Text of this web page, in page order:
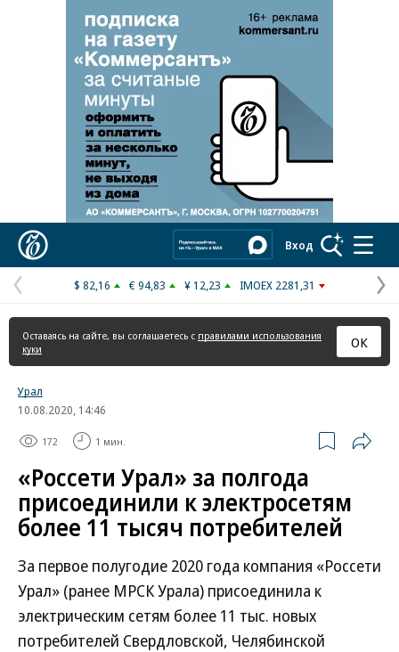
Реклама в «Ъ» www.kommersant.ru/ad
Вход
Предыдущая
страница
$ 82,16 € 94,83 ¥ 12,23 IMOEX 2281,31
Оставаясь на сайте, вы соглашаетесь с правилами использования
куки
ОК
Урал
10.08.2020, 14:46
172 1 мин.
«Россети Урал» за полгода
присоединили к электросетям
более 11 тысяч потребителей
За первое полугодие 2020 года компания «Россети
Урал» (ранее МРСК Урала) присоединила к
электрическим сетям более 11 тыс. новых
потребителей Свердловской, Челябинской